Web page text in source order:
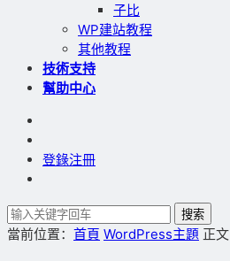
子比
WP建站教程
其他教程
技術支持
幫助中心
登錄注冊
搜索
當前位置： 首頁 WordPress主題 正文